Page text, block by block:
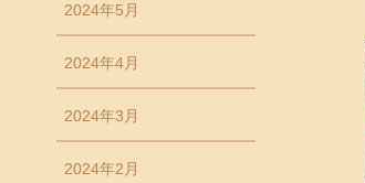
2024年5月
2024年4月
2024年3月
2024年2月